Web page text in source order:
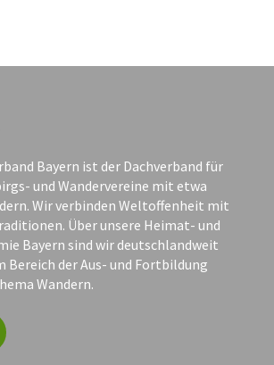
Bayern ist der Dachverband für
und Wandervereine mit etwa
Wir verbinden Weltoffenheit mit
Über unsere Heimat- und
Bayern sind wir deutschlandweit
Bereich der Aus- und Fortbildung
Wandern.